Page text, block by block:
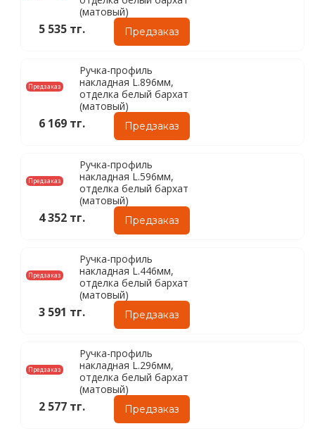
(матовый)
5 535 тг. Предзаказ
Предзаказ
Ручка-профиль
накладная L.896мм,
отделка белый бархат
(матовый)
6 169 тг. Предзаказ
Предзаказ
Ручка-профиль
накладная L.596мм,
отделка белый бархат
(матовый)
4 352 тг. Предзаказ
Предзаказ
Ручка-профиль
накладная L.446мм,
отделка белый бархат
(матовый)
3 591 тг. Предзаказ
Предзаказ
Ручка-профиль
накладная L.296мм,
отделка белый бархат
(матовый)
2 577 тг. Предзаказ